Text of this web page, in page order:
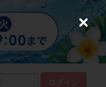
ログイン
C
l
o
s
e